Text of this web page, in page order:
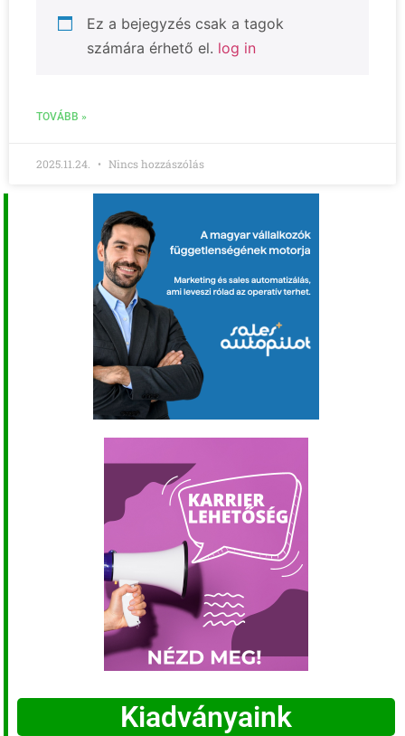
Ez a bejegyzés csak a tagok
számára érhető el. log in
TOVÁBB »
2025.11.24. Nincs hozzászólás
Kiadványaink